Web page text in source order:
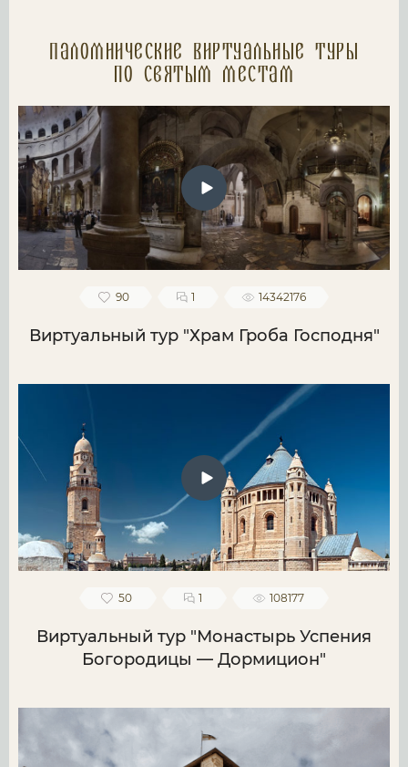
Паломнические Виртуальные туры
по святым местам
90 1 14342176
Виртуальный тур "Храм Гроба Господня"
50 1 108177
Виртуальный тур "Монастырь Успения
Богородицы — Дормицион"